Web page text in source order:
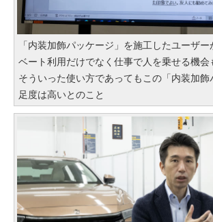
「内装加飾パッケージ」を施工したユーザ
ベート利用だけでなく仕事で人を乗せる機会
そういった使い方であってもこの「内装加飾
足度は高いとのこと